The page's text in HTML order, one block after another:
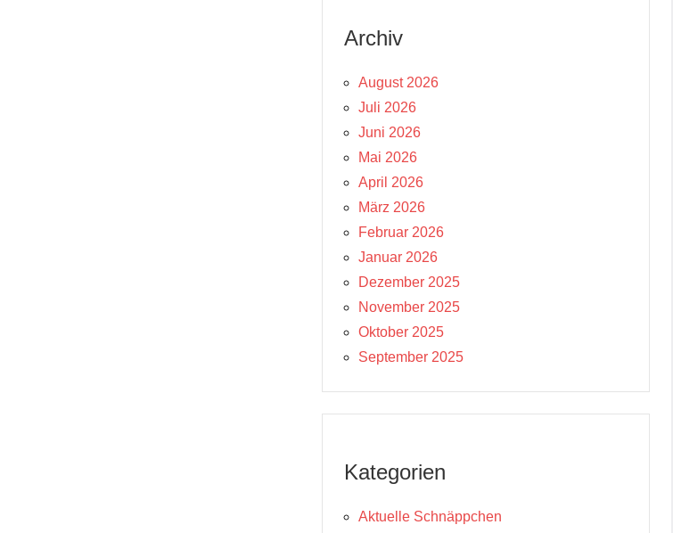
Archiv
August 2026
Juli 2026
Juni 2026
Mai 2026
April 2026
März 2026
Februar 2026
Januar 2026
Dezember 2025
November 2025
Oktober 2025
September 2025
Kategorien
Aktuelle Schnäppchen